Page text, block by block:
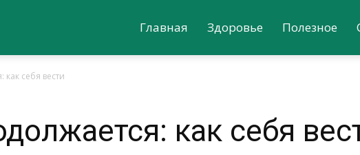
Главная Здоровье Полезное
себя вести
как себя